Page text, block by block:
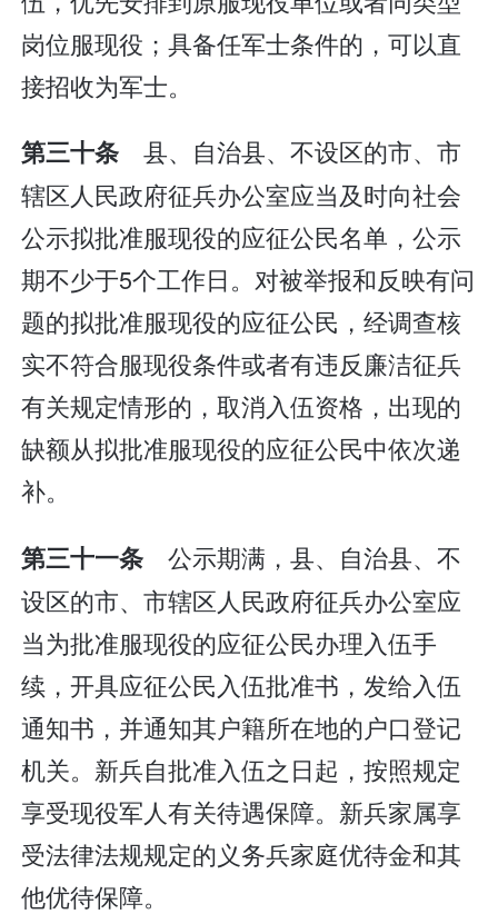
岗位服现役；具备任军士条件的，可以直
接招收为军士。
第三十条 县、自治县、不设区的市、市
辖区人民政府征兵办公室应当及时向社会
公示拟批准服现役的应征公民名单，公示
期不少于5个工作日。对被举报和反映有问
题的拟批准服现役的应征公民，经调查核
实不符合服现役条件或者有违反廉洁征兵
有关规定情形的，取消入伍资格，出现的
缺额从拟批准服现役的应征公民中依次递
补。
第三十一条 公示期满，县、自治县、不
设区的市、市辖区人民政府征兵办公室应
当为批准服现役的应征公民办理入伍手
续，开具应征公民入伍批准书，发给入伍
通知书，并通知其户籍所在地的户口登记
机关。新兵自批准入伍之日起，按照规定
享受现役军人有关待遇保障。新兵家属享
受法律法规规定的义务兵家庭优待金和其
他优待保障。